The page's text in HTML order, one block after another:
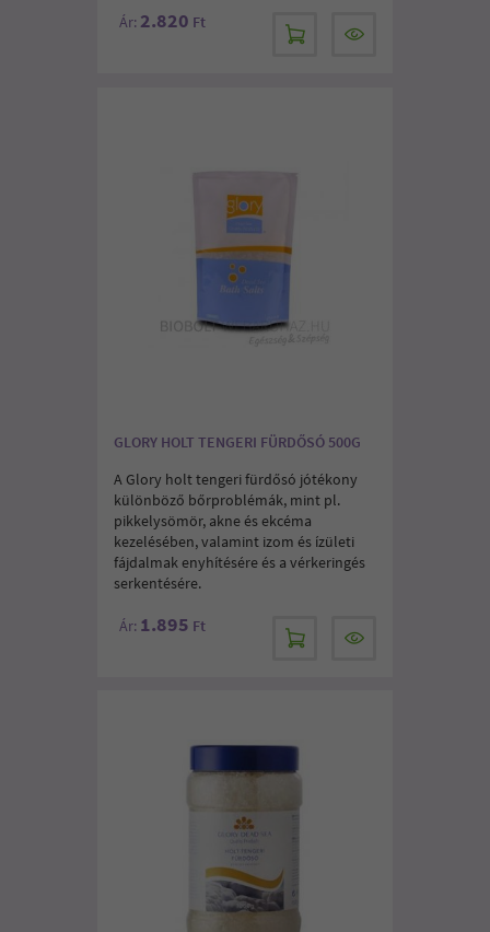
Ár: 2.820 Ft
GLORY HOLT TENGERI FÜRDŐSÓ 500G
A Glory holt tengeri fürdősó jótékony
különböző bőrproblémák, mint pl.
pikkelysömör, akne és ekcéma
kezelésében, valamint izom és ízületi
fájdalmak enyhítésére és a vérkeringés
serkentésére.
Ár: 1.895 Ft